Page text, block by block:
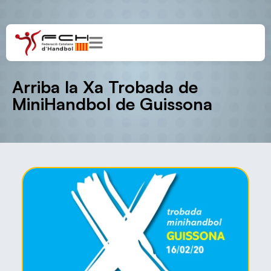
Arriba la Xa Trobada de
MiniHandbol de Guissona